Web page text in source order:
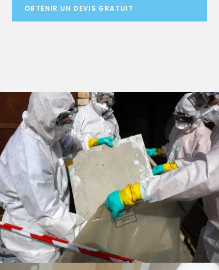
OBTENIR UN DEVIS GRATUIT